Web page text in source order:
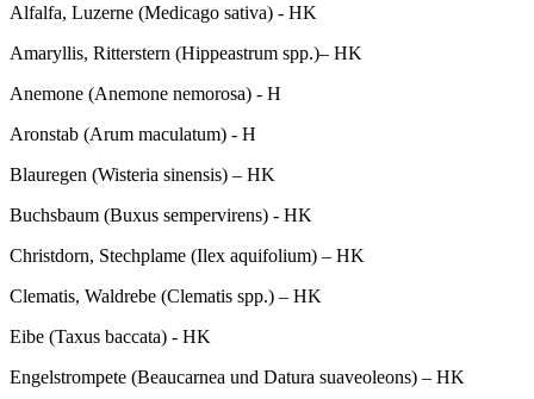
Alfalfa, Luzerne (Medicago sativa) - HK
Amaryllis, Ritterstern (Hippeastrum spp.)– HK
Anemone (Anemone nemorosa) - H
Aronstab (Arum maculatum) - H
Blauregen (Wisteria sinensis) – HK
Buchsbaum (Buxus sempervirens) - HK
Christdorn, Stechplame (Ilex aquifolium) – HK
Clematis, Waldrebe (Clematis spp.) – HK
Eibe (Taxus baccata) - HK
Engelstrompete (Beaucarnea und Datura suaveoleons) – HK